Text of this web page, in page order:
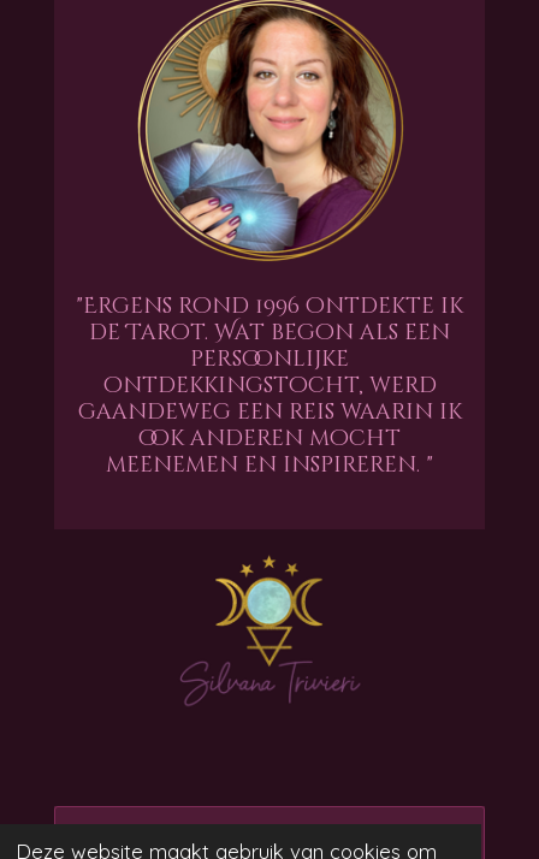
Deze website maakt gebruik van cookies om
"Ergens rond 1996 ontdekte ik
de Tarot. Wat begon als een
persoonlijke
ontdekkingstocht, werd
gaandeweg een reis waarin ik
ook anderen mocht
meenemen en inspireren. "
Maak jouw eigen website